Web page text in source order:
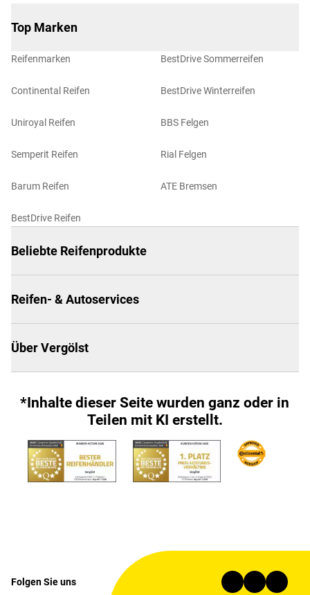
Top Marken
Reifenmarken
Continental Reifen
Uniroyal Reifen
Semperit Reifen
Barum Reifen
BestDrive Reifen
BestDrive Sommerreifen
BestDrive Winterreifen
BBS Felgen
Rial Felgen
ATE Bremsen
Beliebte Reifenprodukte
Reifen- & Autoservices
Über Vergölst
*Inhalte dieser Seite wurden ganz oder in
Teilen mit KI erstellt.
Folgen Sie uns